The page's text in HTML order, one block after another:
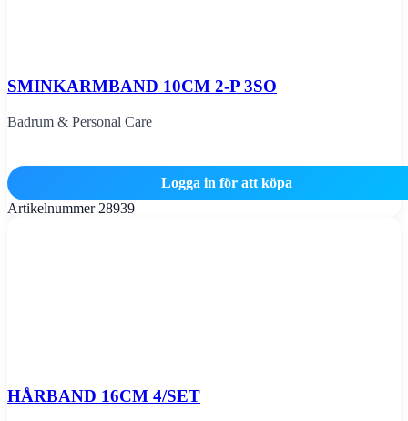
SMINKARMBAND 10CM 2-P 3SO
Badrum & Personal Care
Logga in för att köpa
Artikelnummer 28939
HÅRBAND 16CM 4/SET